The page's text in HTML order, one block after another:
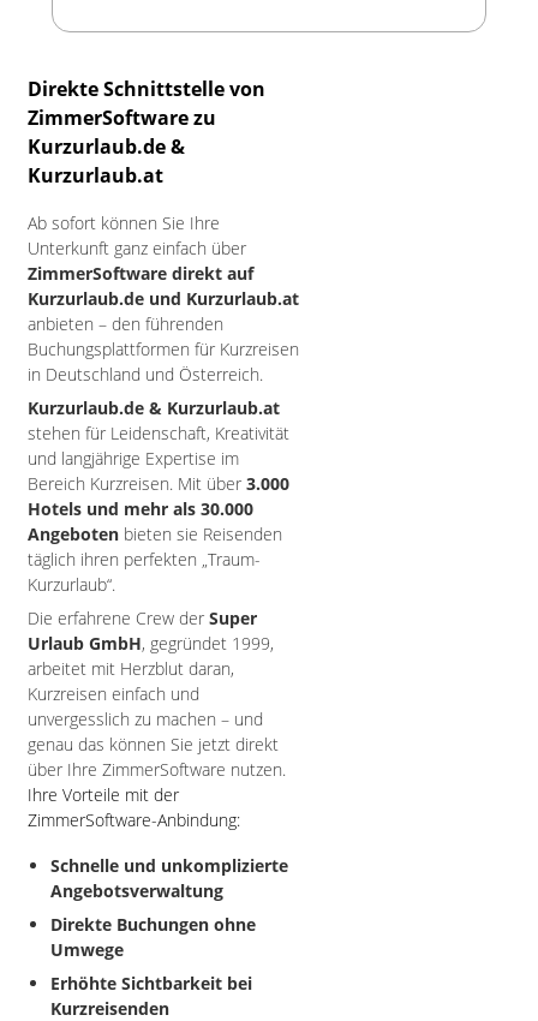
Direkte Schnittstelle von
ZimmerSoftware zu
Kurzurlaub.de &
Kurzurlaub.at
Ab sofort können Sie Ihre
Unterkunft ganz einfach über
ZimmerSoftware direkt auf
Kurzurlaub.de und Kurzurlaub.at
anbieten – den führenden
Buchungsplattformen für Kurzreisen
in Deutschland und Österreich.
Kurzurlaub.de & Kurzurlaub.at
stehen für Leidenschaft, Kreativität
und langjährige Expertise im
Bereich Kurzreisen. Mit über 3.000
Hotels und mehr als 30.000
Angeboten bieten sie Reisenden
täglich ihren perfekten „Traum-
Kurzurlaub“.
Die erfahrene Crew der Super
Urlaub GmbH, gegründet 1999,
arbeitet mit Herzblut daran,
Kurzreisen einfach und
unvergesslich zu machen – und
genau das können Sie jetzt direkt
über Ihre ZimmerSoftware nutzen.
Ihre Vorteile mit der
ZimmerSoftware-Anbindung:
Schnelle und unkomplizierte
Angebotsverwaltung
Direkte Buchungen ohne
Umwege
Erhöhte Sichtbarkeit bei
Kurzreisenden